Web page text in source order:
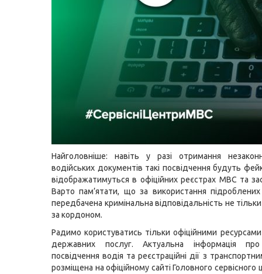
Найголовніше: навіть у разі отримання
водійських документів такі посвідчення будуть
відображатимуться в офіційних реєстрах МВС та
Варто пам’ятати, що за використання
передбачена кримінальна відповідальність не тільки
за кордоном.
Радимо користуватись тільки офіційними
державних послуг. Актуальна інформація
посвідчення водія та реєстраційні дії з
розміщена на офіційному сайті Головного